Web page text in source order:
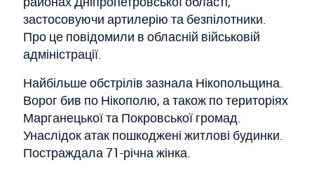
застосовуючи артилерію та безпілотники.
Про це повідомили в обласній військовій
адміністрації.
Найбільше обстрілів зазнала Нікопольщина.
Ворог бив по Нікополю, а також по територіях
Марганецької та Покровської громад.
Унаслідок атак пошкоджені житлові будинки.
Постраждала 71-річна жінка.